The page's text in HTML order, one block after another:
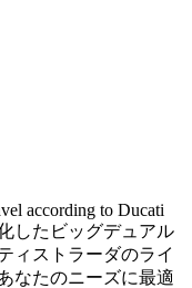
according to Ducati
したビッグデュアル
ィストラーダのライ
なたのニーズに最適